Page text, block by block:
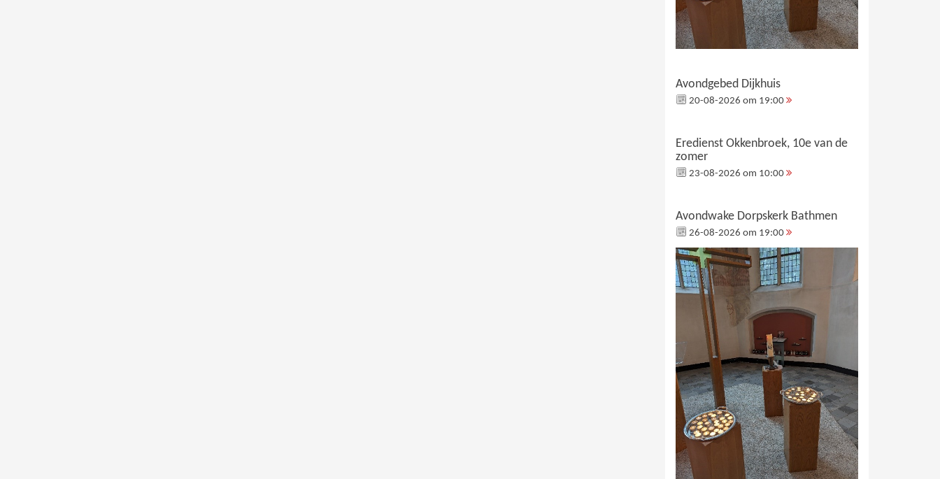
Avondgebed Dijkhuis
20-08-2026 om 19:00
Eredienst Okkenbroek, 10e van de
zomer
23-08-2026 om 10:00
Avondwake Dorpskerk Bathmen
26-08-2026 om 19:00